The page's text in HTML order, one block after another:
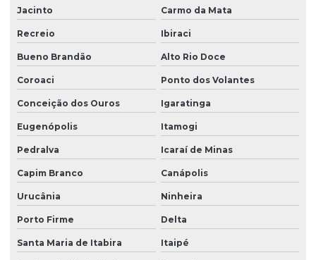
Jacinto Carmo da Mata
Recreio Ibiraci
Bueno Brandão Alto Rio Doce
Coroaci Ponto dos Volantes
Conceição dos Ouros Igaratinga
Eugenópolis Itamogi
Pedralva Icaraí de Minas
Capim Branco Canápolis
Urucânia Ninheira
Porto Firme Delta
Santa Maria de Itabira Itaipé